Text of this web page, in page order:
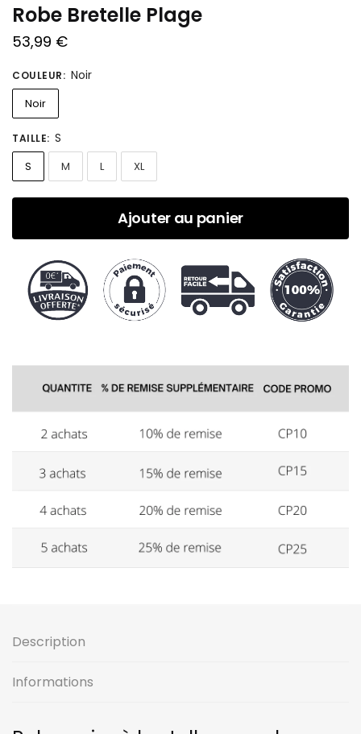
Robe Bretelle Plage
53,99 €
COULEUR: Noir
Noir
TAILLE: S
S M L XL
Ajouter au panier
Description
Informations